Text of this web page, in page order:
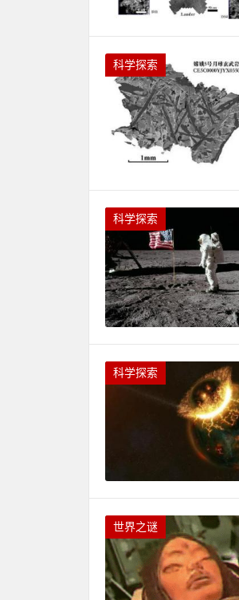
科学探索
科学探索
科学探索
世界之谜